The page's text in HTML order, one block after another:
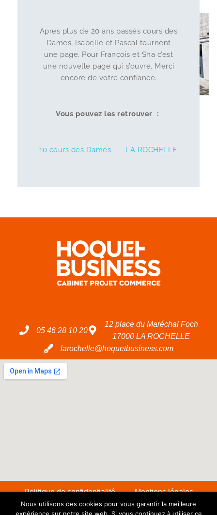
Apres plus de 20 ans passés cours des
Dames, Isabelle et Pascal tournent
une page. Pour François et Sha c’est
une nouvelle page qui s’ouvre. Merci
encore de votre confiance.
Vous pouvez les retrouver :
10 cours des Dames LA ROCHELLE
05 46 28 10 20
12 place du Maréchal Foch
17000 LA ROCHELLE
larochelle@hoquetbusiness.com
Politique de confidentialité Mentions légales
Nous utilisons des cookies pour vous garantir la meilleure